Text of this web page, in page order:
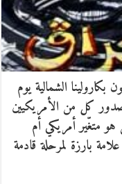
الشمالية يوم
صدور كل من الأمريكيين
متغّير أمريكي أم
بارزة لمرحلة قادمة